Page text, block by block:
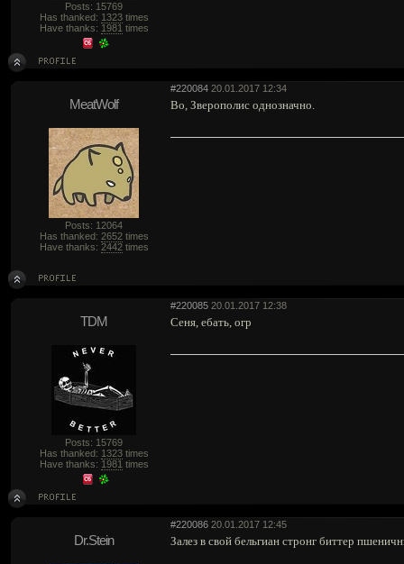
Posts: 15769
Has thanked: 1323times
Have thanks: 1981 times
#220084 20.01.2017 12:34
MeatWolf
Posts: 12064
Has thanked: 2652times
Have thanks: 2442times
Во, Зверополис однозначно.
#220085 20.01.2017 12:38
TDM
Posts: 15769
Has thanked: 1323times
Have thanks: 1981 times
Сеня, ебать, огр
#220086 20.01.2017 12:45
Dr.Stein Залез в свой бельгиан стронг биттер